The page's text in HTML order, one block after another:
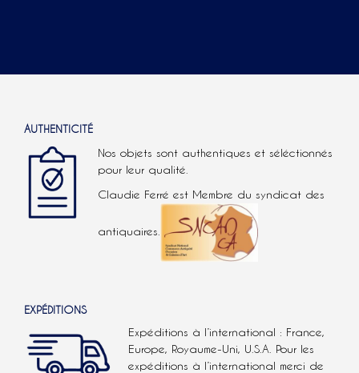
AUTHENTICITÉ
Nos objets sont authentiques et séléctionnés
pour leur qualité.
Claudie Ferré est Membre du syndicat des
antiquaires.
EXPÉDITIONS
Expéditions à l’international : France,
Europe, Royaume-Uni, U.S.A. Pour les
expéditions à l’international merci de